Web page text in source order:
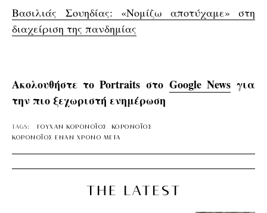
Βασιλιάς Σουηδίας: «Νομίζω αποτύχαμε» στη
διαχείριση της πανδημίας
Ακολουθήστε το Portraits στο Google Newsγια
την πιο ξεχωριστή ενημέρωση
TAGS: ΓΟΥΧΑΝ ΚΟΡΟΝΟΪΟΣ
ΚΟΡΟΝΟΪΟΣ
ΚΟΡΟΝΟΪΟΣ ΕΝΑΝ ΧΡΟΝΟ ΜΕΤΑ
THE LATEST